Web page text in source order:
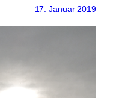
17. Januar 2019